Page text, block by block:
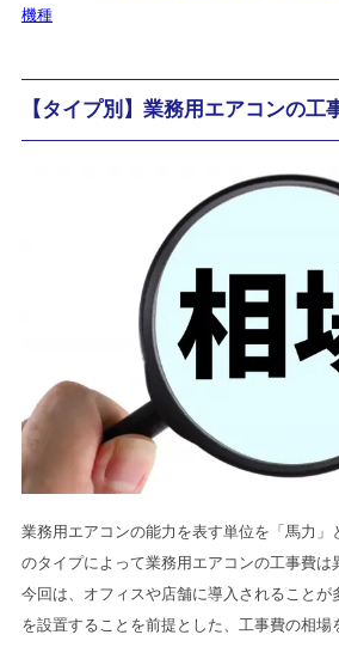
機種
【タイプ別】業務用エアコンの工
業務用エアコンの能力を表す単位を「馬力」
のタイプによって業務用エアコンの工事費は
今回は、オフィスや店舗に導入されることが
を設置することを前提とした、工事費の相場